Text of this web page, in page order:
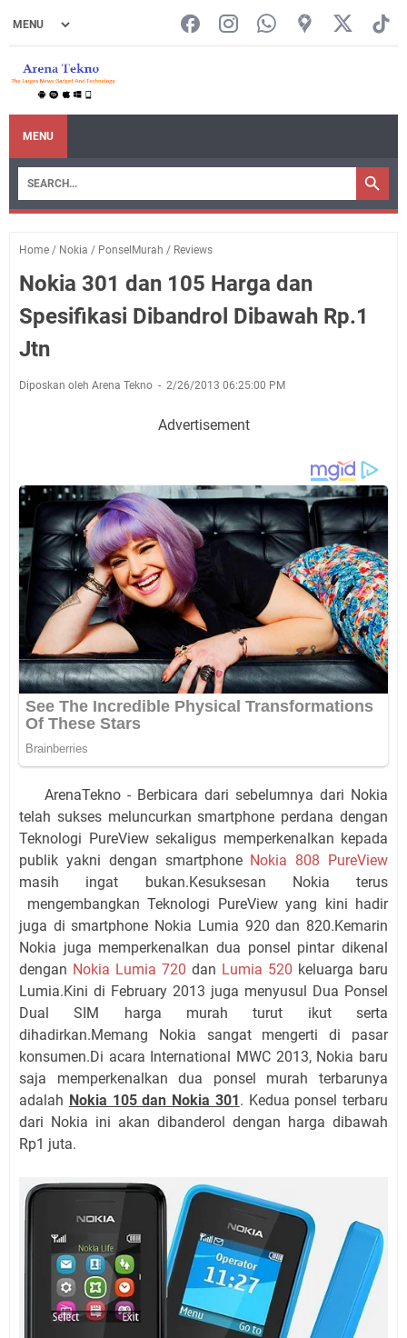
MENU
Home / Nokia / PonselMurah / Reviews
Nokia 301 dan 105 Harga dan
Spesifikasi Dibandrol Dibawah Rp.1
Jtn
Diposkan oleh Arena Tekno 2/26/2013 06:25:00 PM
Advertisement
ArenaTekno - Berbicara dari sebelumnya dari Nokia
telah sukses meluncurkan smartphone perdana dengan
Teknologi PureView sekaligus memperkenalkan kepada
publik yakni dengan smartphone Nokia 808 PureView
masih ingat bukan.Kesuksesan Nokia terus
mengembangkan Teknologi PureView yang kini hadir
juga di smartphone Nokia Lumia 920 dan 820.Kemarin
Nokia juga memperkenalkan dua ponsel pintar dikenal
dengan Nokia Lumia 720 dan Lumia 520 keluarga baru
Lumia.Kini di February 2013 juga menyusul Dua Ponsel
Dual SIM harga murah turut ikut serta
dihadirkan.Memang Nokia sangat mengerti di pasar
konsumen.Di acara International MWC 2013, Nokia baru
saja memperkenalkan dua ponsel murah terbarunya
adalah Nokia 105 dan Nokia 301. Kedua ponsel terbaru
dari Nokia ini akan dibanderol dengan harga dibawah
Rp1 juta.